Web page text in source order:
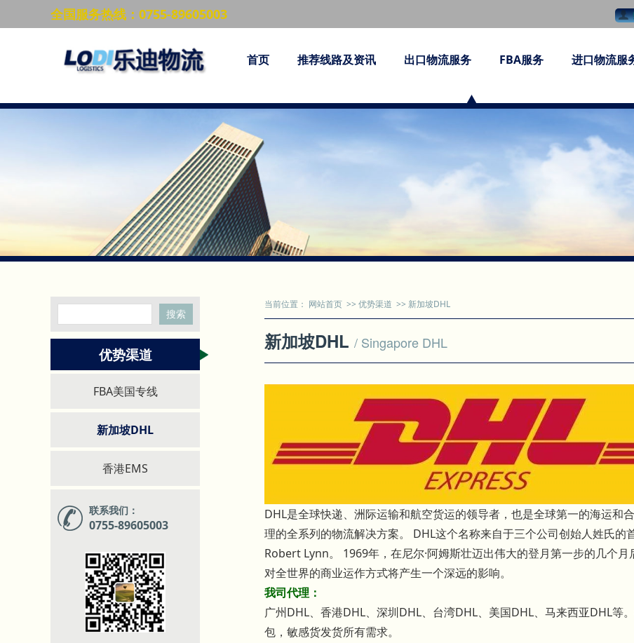
全国服务热线：0755-89605003
首页 推荐线路及资讯 出口物流服务 FBA服务 进口物流服
搜索
优势渠道
FBA美国专线
新加坡DHL
香港EMS
联系我们：
0755-89605003
当前位置： 网站首页 >> 优势渠道 >> 新加坡DHL
新加坡DHL / Singapore DHL
DHL是全球快递、洲际运输和航空货运的领导者，也是全球第一的海运和
理的全系列的物流解决方案。 DHL这个名称来自于三个公司创始人姓氏
Robert Lynn。 1969年，在尼尔·阿姆斯壮迈出伟大的登月第一步的几个
对全世界的商业运作方式将产生一个深远的影响。
我司代理：
广州DHL、香港DHL、深圳DHL、台湾DHL、美国DHL、马来西亚DHL等
包，敏感货发货所有需求。